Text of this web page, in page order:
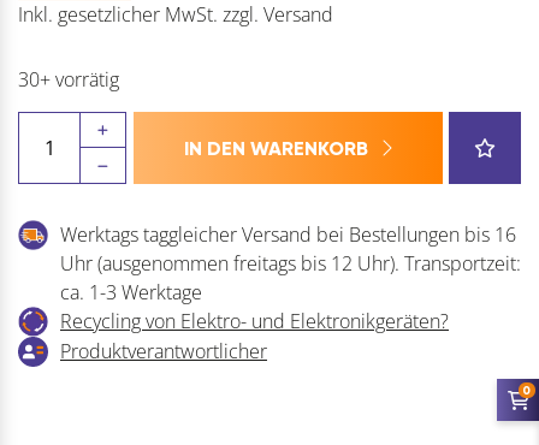
Inkl. gesetzlicher MwSt. zzgl. Versand
30+ vorrätig
Schrankaufhänger
113
Kunststoff
Abdeckkappe
Menge
IN DEN WARENKORB
Werktags taggleicher Versand bei Bestellungen bis 16
Uhr (ausgenommen freitags bis 12 Uhr). Transportzeit:
ca. 1-3 Werktage
Recycling von Elektro- und Elektronikgeräten?
Produktverantwortlicher
0